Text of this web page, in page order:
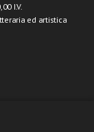
I.V.
ed artistica